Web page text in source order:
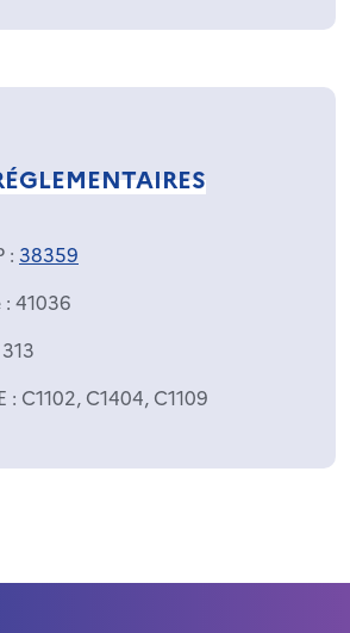
: 38359
: 41036
: C1102, C1404, C1109